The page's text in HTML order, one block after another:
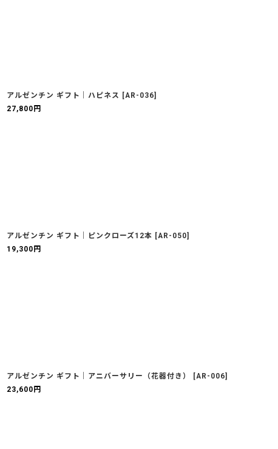
アルゼンチン ギフト｜ハピネス [AR-036]
27,800 円
アルゼンチン ギフト｜ピンクローズ12本 [AR-050]
19,300 円
アルゼンチン ギフト｜アニバーサリー（花器付き） [AR-006]
23,600 円